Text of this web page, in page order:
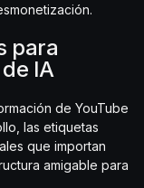
para
IA
de YouTube
las etiquetas
que importan
amigable para